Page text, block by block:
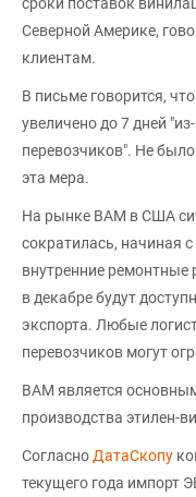
Северной Америке,
клиентам.
В письме говорится,
увеличено до 7 дней
перевозчиков". Не
эта мера.
На рынке ВAM в США
сократилась, начиная
внутренние ремонтные
в декабре будут
экспорта. Любые
перевозчиков могут
ВАМ является
производства этилен-
Согласно ДатаСкопу
текущего года импорт